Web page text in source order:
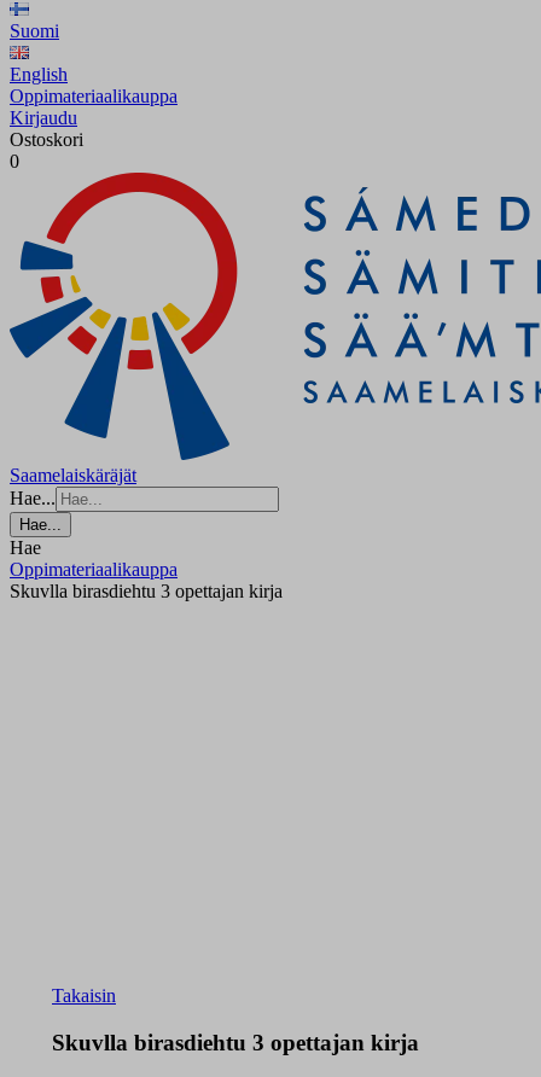
Suomi
English
Oppimateriaalikauppa
Kirjaudu
Ostoskori
0
Saamelaiskäräjät
Hae...
Hae...
Hae
Oppimateriaalikauppa
Skuvlla birasdiehtu 3 opettajan kirja
Takaisin
Skuvlla birasdiehtu 3 opettajan kirja